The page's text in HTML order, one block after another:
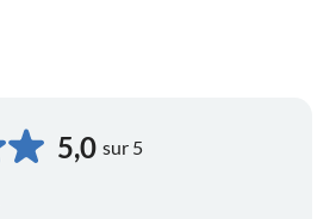
5,0 sur 5